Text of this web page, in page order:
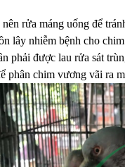
rửa máng uống để
lây nhiễm bệnh cho
phải được lau rửa sát
phân chim vương vãi ra